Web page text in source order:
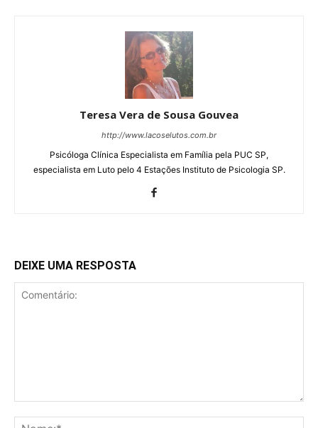
Teresa Vera de Sousa Gouvea
http://www.lacoselutos.com.br
Psicóloga Clínica Especialista em Família pela PUC SP,
especialista em Luto pelo 4 Estações Instituto de Psicologia SP.
DEIXE UMA RESPOSTA